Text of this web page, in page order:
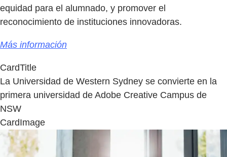
equidad para el alumnado, y promover el
reconocimiento de instituciones innovadoras.
Más información
CardTitle
La Universidad de Western Sydney se convierte en la
primera universidad de Adobe Creative Campus de
NSW
CardImage